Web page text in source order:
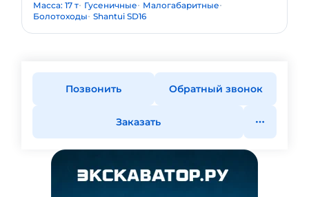
Масса: 17 т Гусеничные
Малогабаритные
Болотоходы Shantui SD16
Позвонить Обратный звонок
Заказать